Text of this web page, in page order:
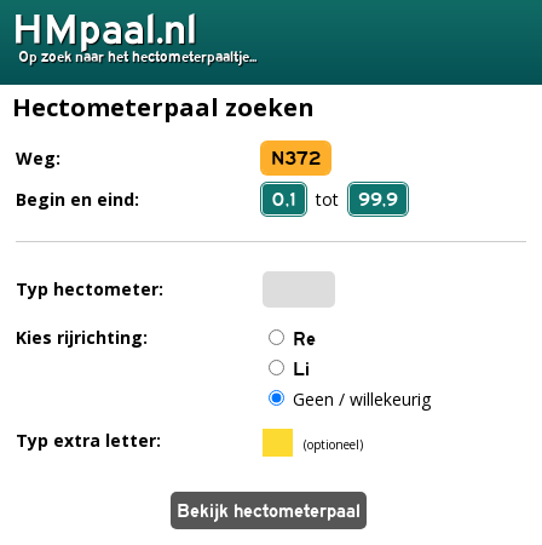
HMpaal.nl
Op zoek naar het hectometerpaaltje...
Hectometerpaal zoeken
Weg: N372
Begin en eind: 0,1 tot 99,9
Typ hectometer:
Kies rijrichting:
Re
Li
Geen / willekeurig
Typ extra letter:
(optioneel)